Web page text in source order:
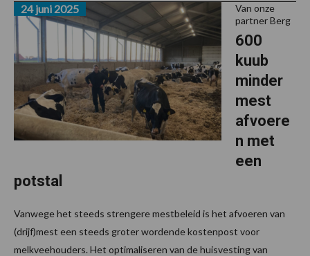
Van onze
partner Berg
600
kuub
minder
mest
afvoere
n met
een
potstal
24 juni 2025
Vanwege het steeds strengere mestbeleid is het afvoeren van
(drijf)mest een steeds groter wordende kostenpost voor
melkveehouders. Het optimaliseren van de huisvesting van